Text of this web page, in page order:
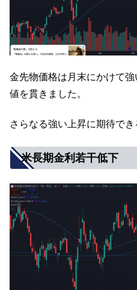
金先物価格は月末にかけて
値を貫きました。
さらなる強い上昇に期待でき
米長期金利若干低下